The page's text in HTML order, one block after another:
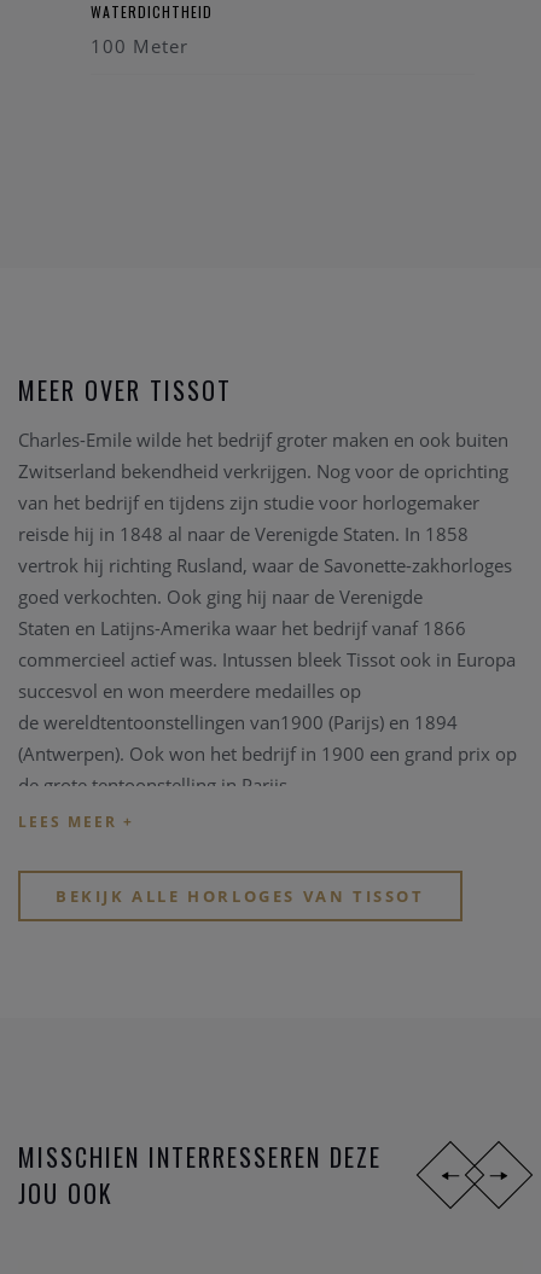
WATERDICHTHEID
100 Meter
MEER OVER TISSOT
Charles-Emile wilde het bedrijf groter maken en ook buiten
Zwitserland bekendheid verkrijgen. Nog voor de oprichting
van het bedrijf en tijdens zijn studie voor horlogemaker
reisde hij in 1848 al naar de Verenigde Staten. In 1858
vertrok hij richting Rusland, waar de Savonette-zakhorloges
goed verkochten. Ook ging hij naar de Verenigde
Staten en Latijns-Amerika waar het bedrijf vanaf 1866
commercieel actief was. Intussen bleek Tissot ook in Europa
succesvol en won meerdere medailles op
de wereldtentoonstellingen van1900 (Parijs) en 1894
(Antwerpen). Ook won het bedrijf in 1900 een grand prix op
de grote tentoonstelling in Parijs.
In 1930 ging Tissot samenwerken met Omega en de Tissot-
Sinds 1983 is Tissot onderdeel van de Swatch Group en met
BEKIJK ALLE HORLOGES VAN TISSOT
MISSCHIEN INTERRESSEREN DEZE
JOU OOK